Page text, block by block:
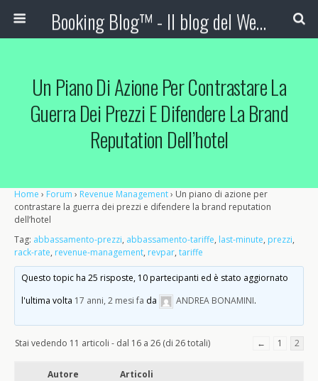
Booking Blog™ - Il blog del Web Marketing Turistico
Un Piano Di Azione Per Contrastare La
Guerra Dei Prezzi E Difendere La Brand
Reputation Dell’hotel
Home › Forum › Revenue Management› Un piano di azione per
contrastare la guerra dei prezzi e difendere la brand reputation
dell’hotel
Tag: abbassamento-prezzi, abbassamento-tariffe, last-minute, prezzi,
rack-rate, revenue-management, revpar, tariffe
Questo topic ha 25 risposte, 10 partecipanti ed è stato aggiornato
l'ultima volta 17 anni, 2 mesi fa da ANDREA BONAMINI.
Stai vedendo 11 articoli - dal 16 a 26 (di 26 totali) ← 1 2
Autore Articoli